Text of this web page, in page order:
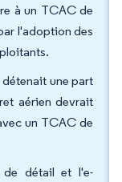
à un TCAC de
l'adoption des
une part
aérien devrait
un TCAC de
de détail et l'e-